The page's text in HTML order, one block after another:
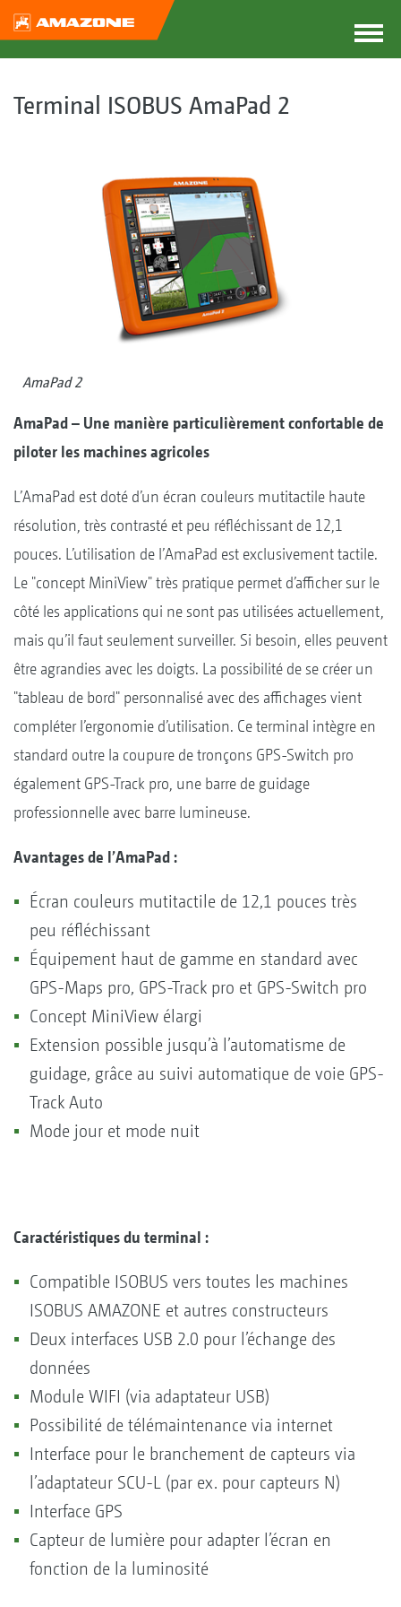
Terminal ISOBUS AmaPad 2
AmaPad 2
AmaPad – Une manière particulièrement confortable de
piloter les machines agricoles
L’AmaPad est doté d’un écran couleurs mutitactile haute
résolution, très contrasté et peu réfléchissant de 12,1
pouces. L’utilisation de l’AmaPad est exclusivement tactile.
Le "concept MiniView" très pratique permet d’afficher sur le
côté les applications qui ne sont pas utilisées actuellement,
mais qu’il faut seulement surveiller. Si besoin, elles peuvent
être agrandies avec les doigts. La possibilité de se créer un
"tableau de bord" personnalisé avec des affichages vient
compléter l’ergonomie d’utilisation. Ce terminal intègre en
standard outre la coupure de tronçons GPS-Switch pro
également GPS-Track pro, une barre de guidage
professionnelle avec barre lumineuse.
Avantages de l’AmaPad :
Écran couleurs mutitactile de 12,1 pouces très
peu réfléchissant
Équipement haut de gamme en standard avec
GPS-Maps pro, GPS-Track pro et GPS-Switch pro
Concept MiniView élargi
Extension possible jusqu’à l’automatisme de
guidage, grâce au suivi automatique de voie GPS-
Track Auto
Mode jour et mode nuit
Caractéristiques du terminal :
Compatible ISOBUS vers toutes les machines
ISOBUS AMAZONE et autres constructeurs
Deux interfaces USB 2.0 pour l’échange des
données
Module WIFI (via adaptateur USB)
Possibilité de télémaintenance via internet
Interface pour le branchement de capteurs via
l’adaptateur SCU-L (par ex. pour capteurs N)
Interface GPS
Capteur de lumière pour adapter l’écran en
fonction de la luminosité